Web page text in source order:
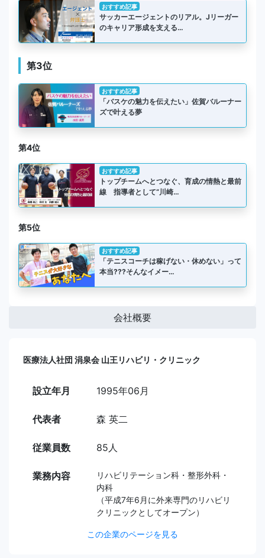
おすすめ記事
サッカーエージェントのリアル。Jリーガー
のキャリア形成を支える…
第3位
おすすめ記事
「バスケの魅力を伝えたい」佐賀バルーナー
ズで叶える夢
第4位
おすすめ記事
トップチームへとつなぐ、育成の情熱と最前
線 指導者として“川崎…
第5位
おすすめ記事
「テニスコーチは稼げない・休めない」って
本当???そんなイメー…
会社概要
医療法人社団 涓泉会 山王リハビリ・クリニック
設立年月 1995年06月
代表者 森 英二
従業員数 85人
業務内容
リハビリテーション科・整形外科・
内科
（平成7年6月に外来専門のリハビリ
クリニックとしてオープン）
この企業のページを見る